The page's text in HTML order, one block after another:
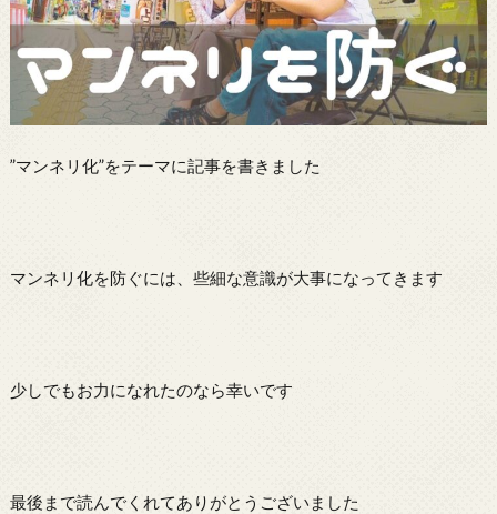
”マンネリ化”をテーマに記事を書きました
マンネリ化を防ぐには、些細な意識が大事になってきます
少しでもお力になれたのなら幸いです
最後まで読んでくれてありがとうございました